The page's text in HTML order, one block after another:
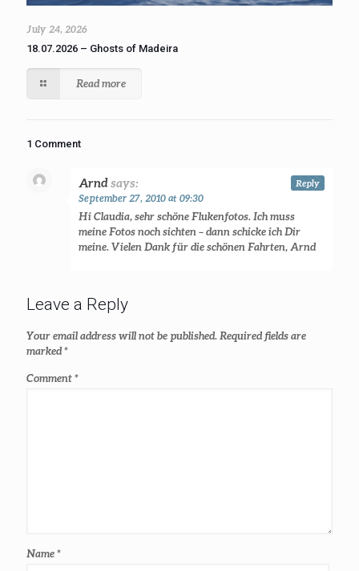
July 24, 2026
18.07.2026 – Ghosts of Madeira
Read more
1 Comment
Arndsays:
September 27, 2010 at 09:30
Hi Claudia, sehr schöne Flukenfotos. Ich muss
meine Fotos noch sichten – dann schicke ich Dir
meine. Vielen Dank für die schönen Fahrten, Arnd
Reply
Leave a Reply
Your email address will not be published. Required fields are
marked*
Comment*
Name*